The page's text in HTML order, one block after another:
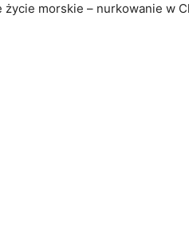
morskie – nurkowanie w